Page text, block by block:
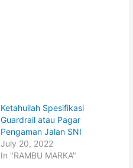
Ketahuilah Spesifikasi
Guardrail atau Pagar
Pengaman Jalan SNI
July 20, 2022
In "RAMBU MARKA"